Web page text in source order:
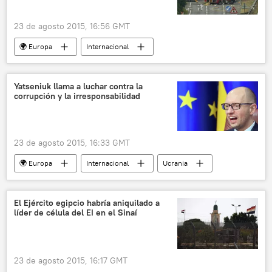
23 de agosto 2015, 16:56 GMT
🌍 Europa
Internacional
Reino Unido
Shoreham
accidente aéreo
noticias
Yatseniuk llama a luchar contra la
corrupción y la irresponsabilidad
23 de agosto 2015, 16:33 GMT
🌍 Europa Internacional
Ucrania
Arseni Yatseniuk
noticias
El Ejército egipcio habría aniquilado a
líder de célula del EI en el Sinaí
23 de agosto 2015, 16:17 GMT